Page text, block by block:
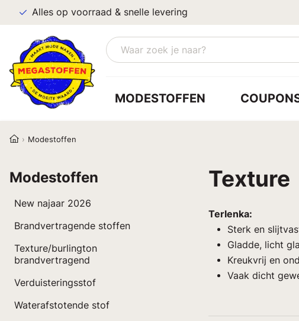
Alles op voorraad & snelle levering
MODESTOFFEN
Modestoffen
Modestoffen
New najaar 2026
Brandvertragende stoffen
Texture/burlington
brandvertragend
Verduisteringsstof
Waterafstotende stof
Texture
Terlenka:
Sterk en
Gladde, licht
Kreukvrij en
Vaak dicht